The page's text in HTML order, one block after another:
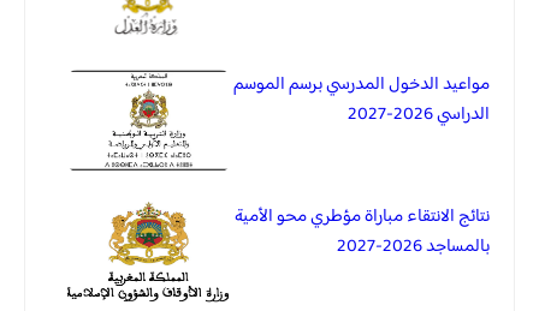
مواعيد الدخول المدرسي برسم الموسم
الدراسي 2026-2027
نتائج الانتقاء مباراة مؤطري محو الأمية
بالمساجد 2026-2027